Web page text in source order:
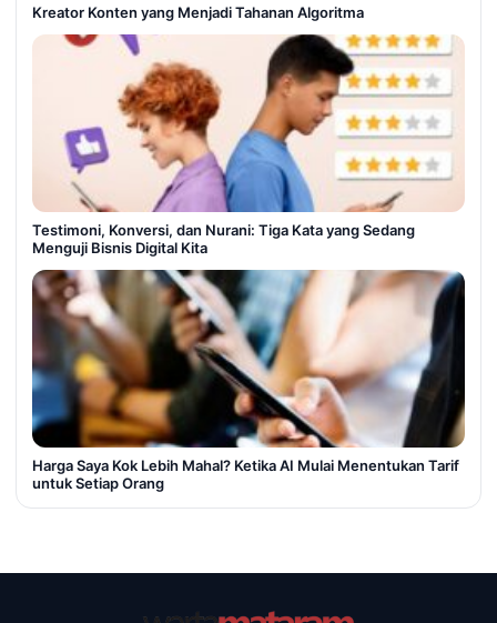
Kreator Konten yang Menjadi Tahanan Algoritma
Testimoni, Konversi, dan Nurani: Tiga Kata yang Sedang
Menguji Bisnis Digital Kita
Harga Saya Kok Lebih Mahal? Ketika AI Mulai Menentukan Tarif
untuk Setiap Orang